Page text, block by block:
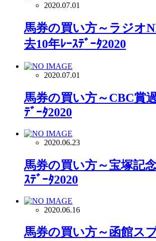
2020.07.01
馬券の買い方～ラジオ
去10年ﾚｰｽﾃﾞｰﾀ2020
2020.07.01
馬券の買い方～CBC賞
ﾃﾞｰﾀ2020
2020.06.23
馬券の買い方～宝塚記
ｽﾃﾞｰﾀ2020
2020.06.16
馬券の買い方～函館ス